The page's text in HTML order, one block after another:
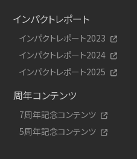
インパクトレポート
インパクトレポート2023
インパクトレポート2024
インパクトレポート2025
周年コンテンツ
7周年記念コンテンツ
5周年記念コンテンツ